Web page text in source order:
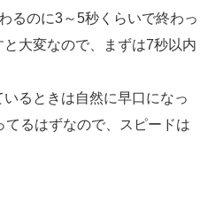
るのに3～5秒くらいで終わっ
大変なので、まずは7秒以内
るときは自然に早口になっ
るはずなので、スピードは